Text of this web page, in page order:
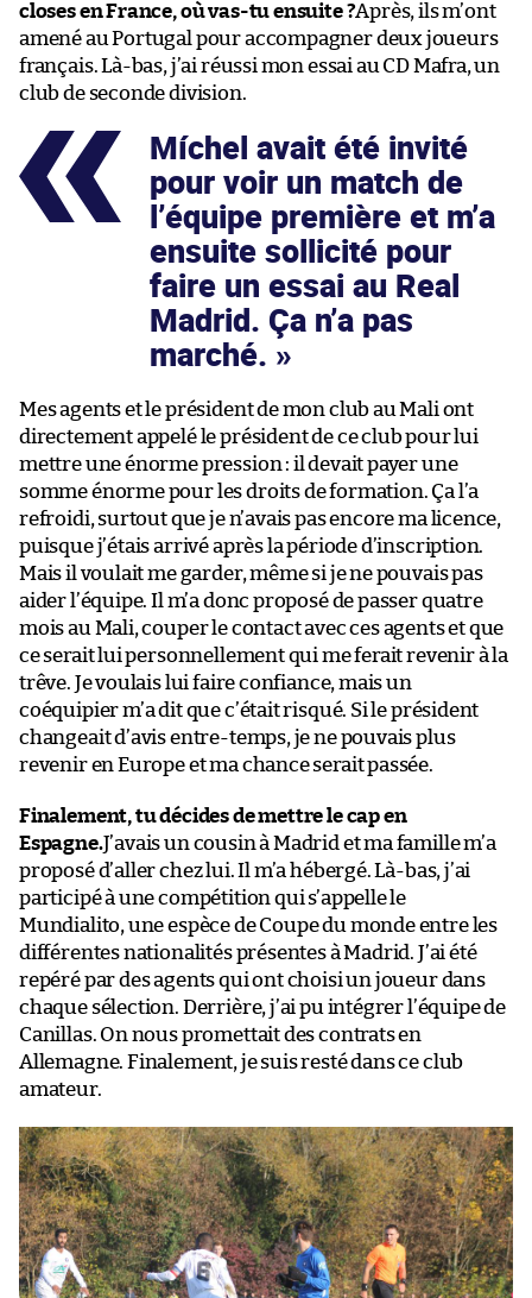
closes en France, où vas-tu ensuite ?Après, ils m’ont
amené au Portugal pour accompagner deux joueurs
français. Là-bas, j’ai réussi mon essai au CD Mafra, un
club de seconde division.
Míchel avait été invité
pour voir un match de
l’équipe première et m’a
ensuite sollicité pour
faire un essai au Real
Madrid. Ça n’a pas
marché.
Mes agents et le président de mon club au Mali ont
directement appelé le président de ce club pour lui
mettre une énorme pression : il devait payer une
somme énorme pour les droits de formation. Ça l’a
refroidi, surtout que je n’avais pas encore ma licence,
puisque j’étais arrivé après la période d’inscription.
Mais il voulait me garder, même si je ne pouvais pas
aider l’équipe. Il m’a donc proposé de passer quatre
mois au Mali, couper le contact avec ces agents et que
ce serait lui personnellement qui me ferait revenir à la
trêve. Je voulais lui faire confiance, mais un
coéquipier m’a dit que c’était risqué. Si le président
changeait d’avis entre-temps, je ne pouvais plus
revenir en Europe et ma chance serait passée.
Finalement, tu décides de mettre le cap en
Espagne.J’avais un cousin à Madrid et ma famille m’a
proposé d’aller chez lui. Il m’a hébergé. Là-bas, j’ai
participé à une compétition qui s’appelle le
Mundialito, une espèce de Coupe du monde entre les
différentes nationalités présentes à Madrid. J’ai été
repéré par des agents qui ont choisi un joueur dans
chaque sélection. Derrière, j’ai pu intégrer l’équipe de
Canillas. On nous promettait des contrats en
Allemagne. Finalement, je suis resté dans ce club
amateur.